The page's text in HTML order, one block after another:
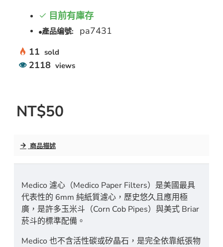
目前有庫存
產品编號:
pa7431
11 sold
2118 views
NT$50
商品描述
Medico 濾心（Medico Paper Filters）是美國最具
代表性的 6mm 純紙質濾心，歷史悠久且應用極
廣，是許多玉米斗（Corn Cob Pipes）與美式 Briar
菸斗的標準配備。
Medico 也不含活性碳或矽晶石，是完全依靠紙張物